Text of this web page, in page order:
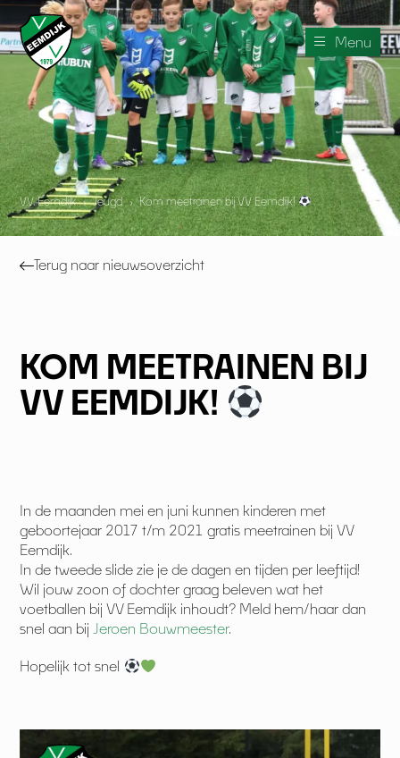
Menu
V.V. Eemdijk › Jeugd › Kom meetrainen bij VV Eemdijk!
Terug naar nieuwsoverzicht
KOM MEETRAINEN BIJ
VV EEMDIJK!
In de maanden mei en juni kunnen kinderen met
geboortejaar 2017 t/m 2021 gratis meetrainen bij VV
Eemdijk.
In de tweede slide zie je de dagen en tijden per leeftijd!
Wil jouw zoon of dochter graag beleven wat het
voetballen bij VV Eemdijk inhoudt? Meld hem/haar dan
snel aan bij Jeroen Bouwmeester.
Hopelijk tot snel